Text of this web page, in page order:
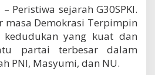
j
a
r
a
h
G
3
– Peristiwa sejarah G30SPKI.
masa Demokrasi Terpimpin
kedudukan yang kuat dan
partai terbesar dalam
PNI, Masyumi, dan NU.